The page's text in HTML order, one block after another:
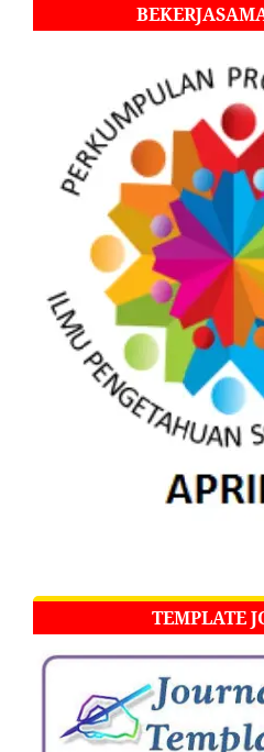
TEMPLATE